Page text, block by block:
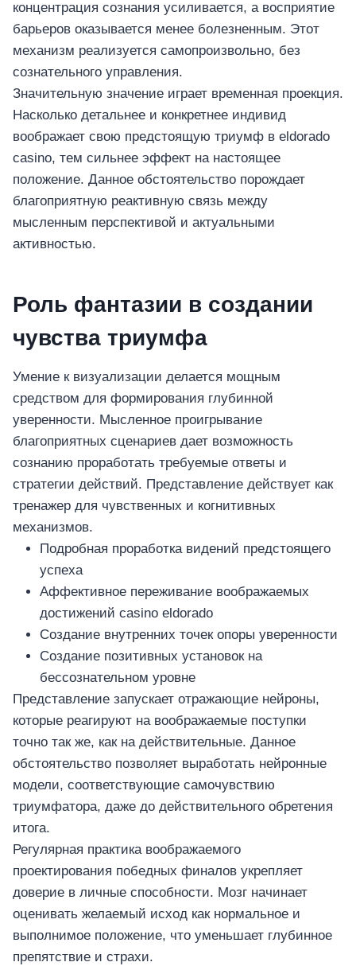
โทรศัพท์มือถือ
โทรศัพท์มือถือ
โทรศัพท์มือถือ
อุปกรณ์เสริม
โทรศัพท์
สินค้าตามแบรนด์
концентрация сознания усиливается, а восприятие
барьеров оказывается менее болезненным. Этот
механизм реализуется самопроизвольно, без
сознательного управления.
Значительную значение играет временная проекция.
Насколько детальнее и конкретнее индивид
воображает свою предстоящую триумф в eldorado
casino, тем сильнее эффект на настоящее
положение. Данное обстоятельство порождает
благоприятную реактивную связь между
мысленным перспективой и актуальными
активностью.
Роль фантазии в создании
чувства триумфа
Умение к визуализации делается мощным
средством для формирования глубинной
уверенности. Мысленное проигрывание
благоприятных сценариев дает возможность
сознанию проработать требуемые ответы и
стратегии действий. Представление действует как
тренажер для чувственных и когнитивных
механизмов.
Подробная проработка видений предстоящего
успеха
Аффективное переживание воображаемых
достижений casino eldorado
Создание внутренних точек опоры уверенности
Создание позитивных установок на
бессознательном уровне
Представление запускает отражающие нейроны,
которые реагируют на воображаемые поступки
точно так же, как на действительные. Данное
обстоятельство позволяет выработать нейронные
модели, соответствующие самочувствию
триумфатора, даже до действительного обретения
итога.
Регулярная практика воображаемого
проектирования победных финалов укрепляет
доверие в личные способности. Мозг начинает
оценивать желаемый исход как нормальное и
выполнимое положение, что уменьшает глубинное
препятствие и страхи.